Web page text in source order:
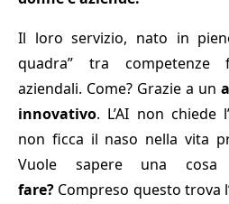
Il loro servizio, nato in
quadra” tra
aziendali. Come? Grazie a un
innovativo. L’AI non chiede
non ficca il naso nella vita
Vuole sapere una cosa
fare? Compreso questo trova